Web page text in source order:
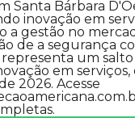
Santa Bárbara
inovação em
a gestão no
de a segurança
representa um
em
2026. Acesse